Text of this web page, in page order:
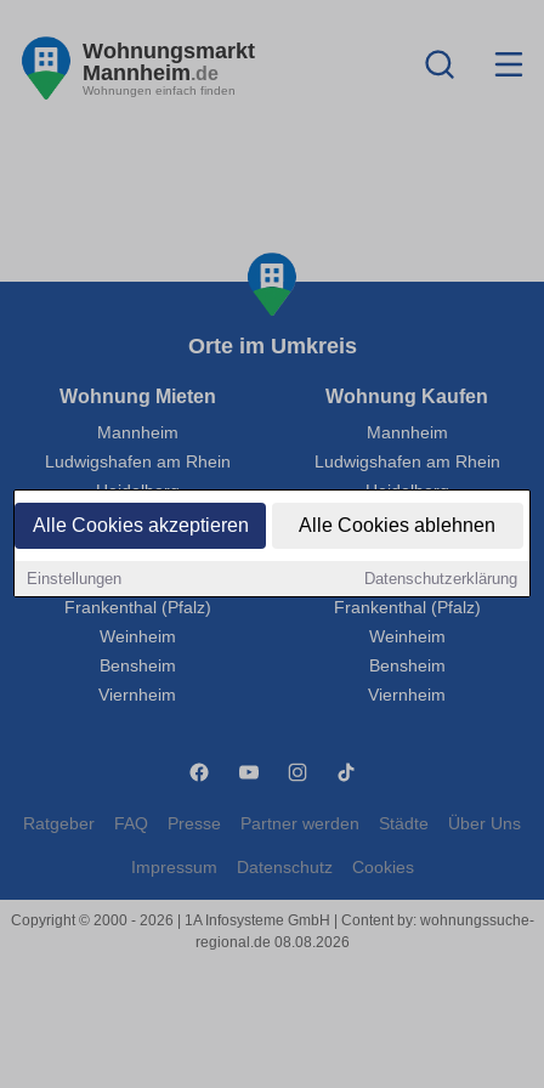
Alle Cookies akzeptieren Alle Cookies ablehnen
Einstellungen Datenschutzerklärung
Wohnungsmarkt
Mannheim.de
Wohnungen einfach finden
Orte im Umkreis
Wohnung Mieten
Mannheim
Ludwigshafen am Rhein
Heidelberg
Worms
Neustadt an der Weinstraße
Speyer
Frankenthal (Pfalz)
Weinheim
Bensheim
Viernheim
Wohnung Kaufen
Mannheim
Ludwigshafen am Rhein
Heidelberg
Worms
Speyer
Frankenthal (Pfalz)
Weinheim
Bensheim
Viernheim
Ratgeber FAQ Presse Partner werden Städte Über Uns
Impressum Datenschutz Cookies
Copyright © 2000 - 2026 | 1A Infosysteme GmbH | Content by: wohnungssuche-
regional.de 08.08.2026